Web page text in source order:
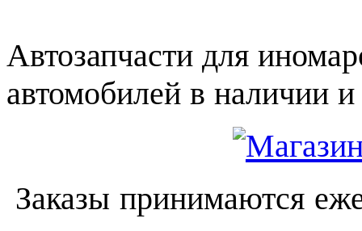
Автозапчасти для
автомобилей в наличии и
Заказы принимаются